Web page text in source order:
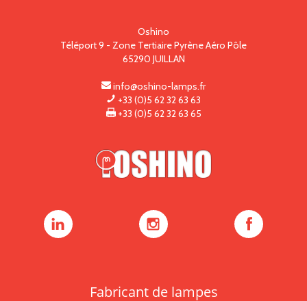
Oshino
Téléport 9 - Zone Tertiaire Pyrène Aéro Pôle
65290 JUILLAN
info@oshino-lamps.fr
+33 (0)5 62 32 63 63
+33 (0)5 62 32 63 65
Oshino
Oshino
Oshino
Fabricant de lampes